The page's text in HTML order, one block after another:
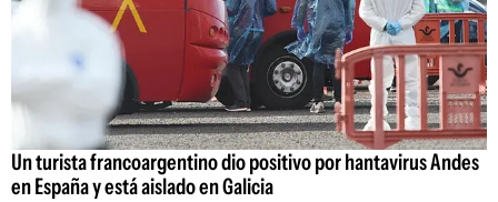
Un turista francoargentino dio positivo por hantavirus Andes
en España y está aislado en Galicia